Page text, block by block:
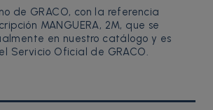
de GRACO, con la referencia
MANGUERA, 2M, que se
en nuestro catálogo y es
Servicio Oficial de GRACO.